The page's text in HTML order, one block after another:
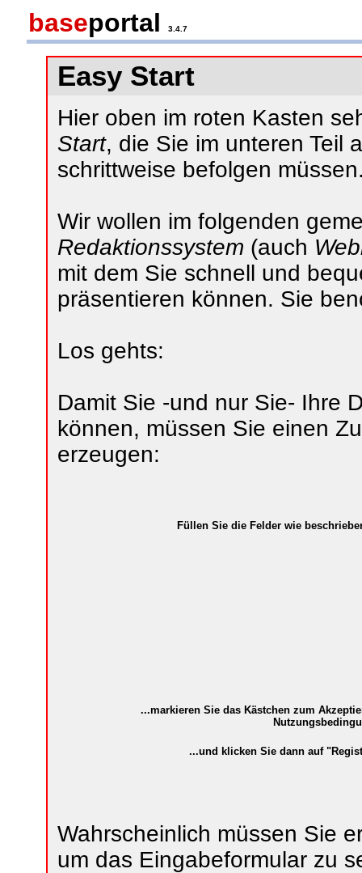
baseportal 3.4.7
Easy Start
Hier oben im roten Kasten
Start, die Sie im unteren Teil
schrittweise befolgen
Wir wollen im folgenden
Redaktionssystem (auch
mit dem Sie schnell und
präsentieren können. Sie
Los gehts:
Damit Sie -und nur Sie- Ihre
können, müssen Sie einen
erzeugen:
Füllen Sie die Felder wie
...markieren Sie das Kästchen zum
...und klicken Sie dann auf
Wahrscheinlich müssen Sie
um das Eingabeformular zu